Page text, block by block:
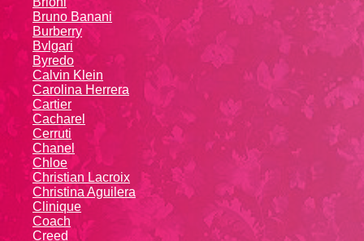
Bruno Banani
Burberry
Bvlgari
Byredo
Calvin Klein
Carolina Herrera
Cartier
Caсhаrеl
Cerruti
Chanel
Chloe
Christian Lacroix
Christina Aguilera
Cliniquе
Coach
Creed